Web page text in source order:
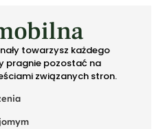
towarzysz każdego
pragnie pozostać na
związanych stron.